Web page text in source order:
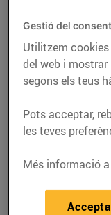
RECEPTES
Gestió del
Utilitzem cookies
del web i
segons els teus
Pots acceptar,
les teves
Més informació